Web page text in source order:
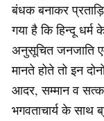
बंधक बनाकर
गया है कि हिन्दू
अनुसूचित जनजाति
मानते होते तो इन
आदर, सम्मान व
भगवताचार्य के साथ